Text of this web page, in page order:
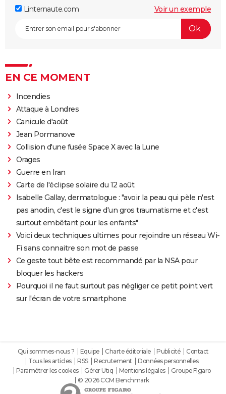
Linternaute.com Voir un exemple
EN CE MOMENT
Incendies
Attaque à Londres
Canicule d'août
Jean Pormanove
Collision d'une fusée Space X avec la Lune
Orages
Guerre en Iran
Carte de l'éclipse solaire du 12 août
Isabelle Gallay, dermatologue : "avoir la peau qui pèle n'est
pas anodin, c'est le signe d'un gros traumatisme et c'est
surtout embêtant pour les enfants"
Voici deux techniques ultimes pour rejoindre un réseau Wi-
Fi sans connaitre son mot de passe
Ce geste tout bête est recommandé par la NSA pour
bloquer les hackers
Pourquoi il ne faut surtout pas négliger ce petit point vert
sur l'écran de votre smartphone
Qui sommes-nous ? Equipe Charte éditoriale Publicité
Contact
Tous les articles
RSS Recrutement
Données personnelles
Paramétrer les cookies
Gérer Utiq Mentions légales
Groupe Figaro
© 2026 CCM Benchmark